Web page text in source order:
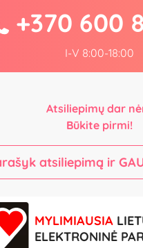
+370 600
I-V 8:00-18:00
Atsiliepimų dar
Būkite pirmi!
atsiliepimą ir
MYLIMIAUSIA
ELEKTRONINĖ